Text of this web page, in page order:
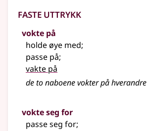
Faste uttrykk
vokte på
holde øye med;
passe på;
vakte på
de to naboene vokter på hverandre
vokte seg for
passe seg for;